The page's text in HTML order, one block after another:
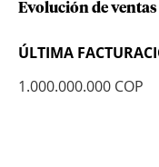
Evolución de ventas
ÚLTIMA
1.000.000.000 COP